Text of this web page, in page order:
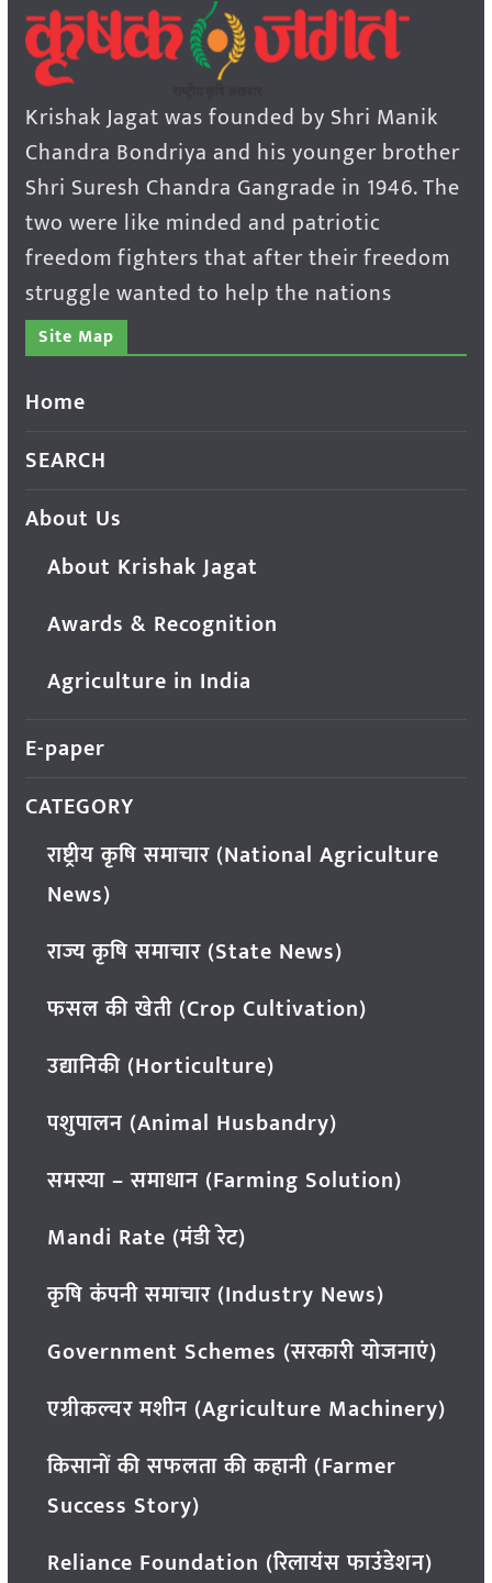
Krishak Jagat was founded by Shri Manik
Chandra Bondriya and his younger brother
Shri Suresh Chandra Gangrade in 1946. The
two were like minded and patriotic
freedom fighters that after their freedom
struggle wanted to help the nations
Site Map
Home
SEARCH
About Us
About Krishak Jagat
Awards & Recognition
Agriculture in India
E-paper
CATEGORY
राष्ट्रीय कृषि समाचार (National Agriculture
News)
राज्य कृषि समाचार (State News)
फसल की खेती (Crop Cultivation)
उद्यानिकी (Horticulture)
पशुपालन (Animal Husbandry)
समस्या – समाधान (Farming Solution)
Mandi Rate (मंडी रेट)
कृषि कंपनी समाचार (Industry News)
Government Schemes (सरकारी योजनाएं)
एग्रीकल्चर मशीन (Agriculture Machinery)
किसानों की सफलता की कहानी (Farmer
Success Story)
Reliance Foundation (रिलायंस फाउंडेशन)